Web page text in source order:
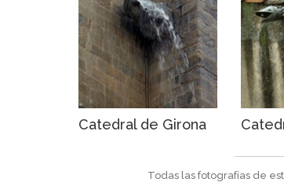
Catedral de Girona
Todas las fotografías de